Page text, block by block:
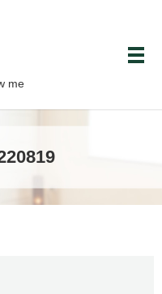
me
メ